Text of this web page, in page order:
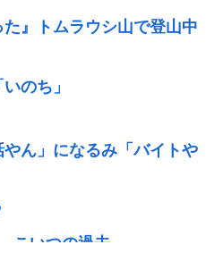
』トムラウシ山で登山中
のち」
ん」になるみ「バイトや
こいつの過去